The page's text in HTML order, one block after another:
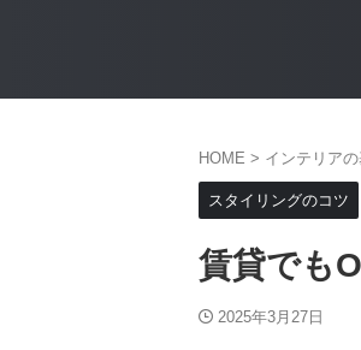
HOME > インテリア
スタイリングのコツ
賃貸でも
2025年3月27日